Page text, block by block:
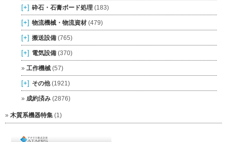
[+] 砕石・石膏ボード処理 (183)
[+] 物流機械・物流資材 (479)
[+] 搬送設備 (765)
[+] 電気設備 (370)
工作機械 (57)
[+] その他(1921)
成約済み (2876)
木質系機器特集 (1)